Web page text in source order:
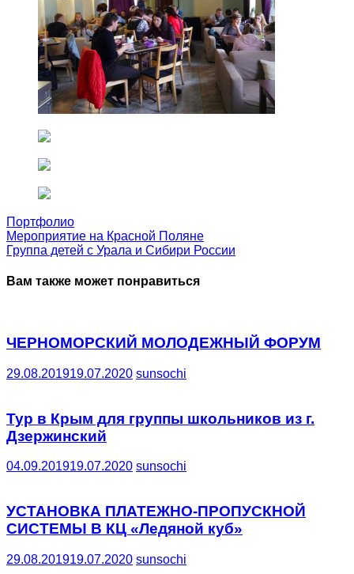
Портфолио
Мероприятие на Красной Поляне
Группа детей с Урала и Сибири России
Вам также может понравиться
ЧЕРНОМОРСКИЙ МОЛОДЕЖНЫЙ ФОРУМ
29.08.201919.07.2020 sunsochi
Тур в Крым для группы школьников из г.
Дзержинский
04.09.201919.07.2020 sunsochi
УСТАНОВКА ПЛАТЕЖНО-ПРОПУСКНОЙ
СИСТЕМЫ В КЦ «Ледяной куб»
29.08.201919.07.2020 sunsochi